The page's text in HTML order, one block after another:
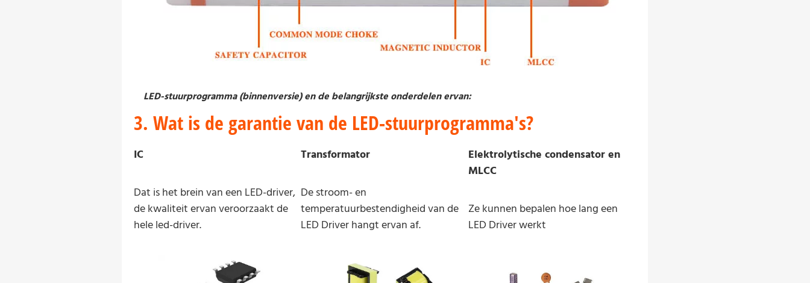
LED-stuurprogramma (binnenversie) en de belangrijkste onderdelen ervan:
3. Wat is de garantie van de LED-stuurprogramma's?
IC
Dat is het brein van een LED-driver,
de kwaliteit ervan veroorzaakt de
hele led-driver.
Transformator
De stroom- en
temperatuurbestendigheid van de
LED Driver hangt ervan af.
Elektrolytische condensator en
MLCC
Ze kunnen bepalen hoe lang een
LED Driver werkt